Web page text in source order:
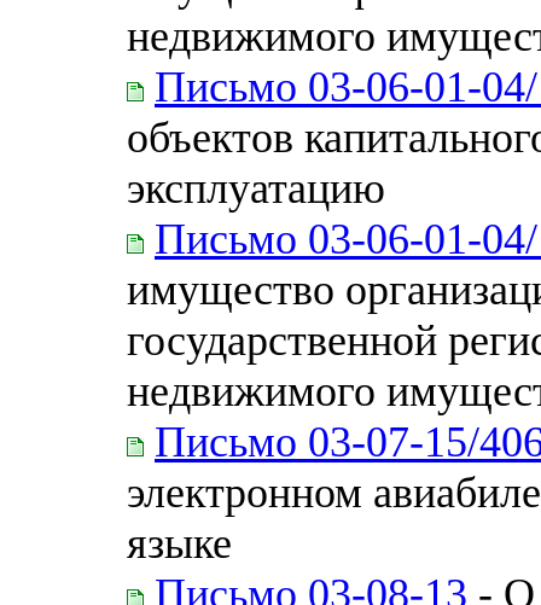
недвижимого
Письмо 03-06-01-
объектов
эксплуатацию
Письмо 03-06-01-
имущество
государственной
недвижимого
Письмо 03-07-15/
электронном
языке
Письмо 03-08-13 - О